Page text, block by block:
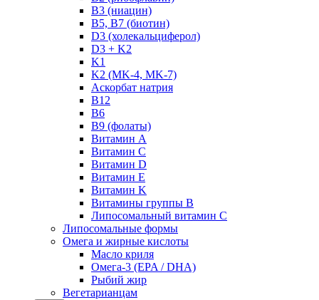
B3 (ниацин)
B5, B7 (биотин)
D3 (холекальциферол)
D3 + K2
K1
K2 (MK-4, MK-7)
Аскорбат натрия
В12
В6
В9 (фолаты)
Витамин A
Витамин C
Витамин D
Витамин E
Витамин K
Витамины группы B
Липосомальный витамин C
Липосомальные формы
Омега и жирные кислоты
Масло криля
Омега-3 (EPA / DHA)
Рыбий жир
Вегетарианцам